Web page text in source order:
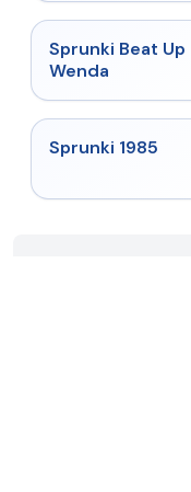
★
Sprunki Beat Up
Wenda
Sprunki 1985